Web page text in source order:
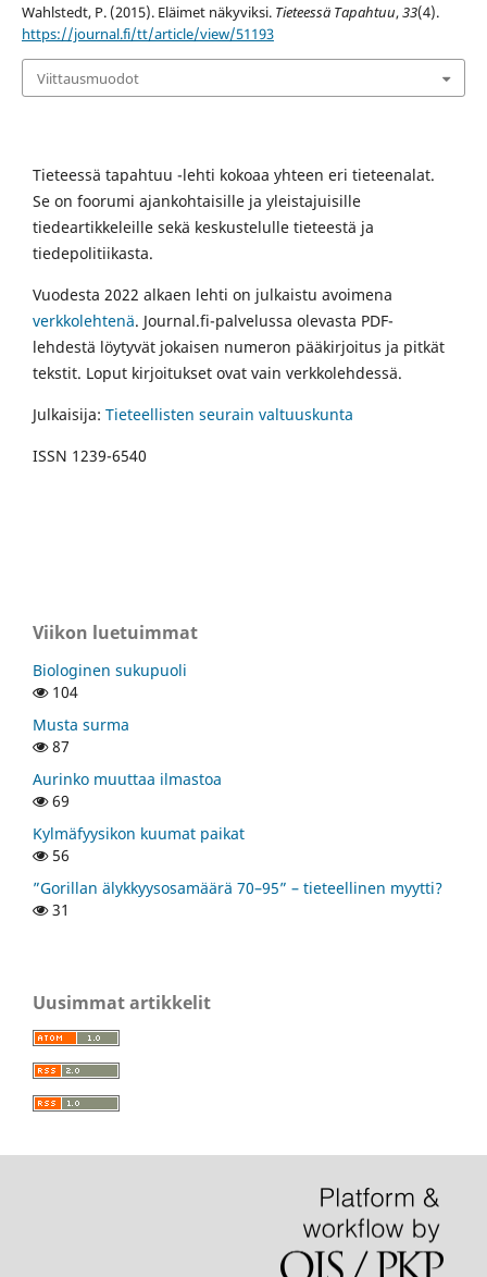
Wahlstedt, P. (2015). Eläimet näkyviksi. Tieteessä Tapahtuu,33(4).
https://journal.fi/tt/article/view/51193
Viittausmuodot
Tieteessä tapahtuu -lehti kokoaa yhteen eri tieteenalat.
Se on foorumi ajankohtaisille ja yleistajuisille
tiedeartikkeleille sekä keskustelulle tieteestä ja
tiedepolitiikasta.
Vuodesta 2022 alkaen lehti on julkaistu avoimena
verkkolehtenä. Journal.fi-palvelussa olevasta PDF-
lehdestä löytyvät jokaisen numeron pääkirjoitus ja pitkät
tekstit. Loput kirjoitukset ovat vain verkkolehdessä.
Julkaisija: Tieteellisten seurain valtuuskunta
ISSN 1239-6540
Viikon luetuimmat
Biologinen sukupuoli
104
Musta surma
87
Aurinko muuttaa ilmastoa
69
Kylmäfyysikon kuumat paikat
56
”Gorillan älykkyysosamäärä 70–95” – tieteellinen myytti?
31
Uusimmat artikkelit